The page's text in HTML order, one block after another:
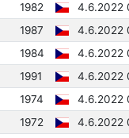
1982
4.6.2022
1987
4.6.2022
1984
4.6.2022
1991
4.6.2022
1974
4.6.2022
1972
4.6.2022